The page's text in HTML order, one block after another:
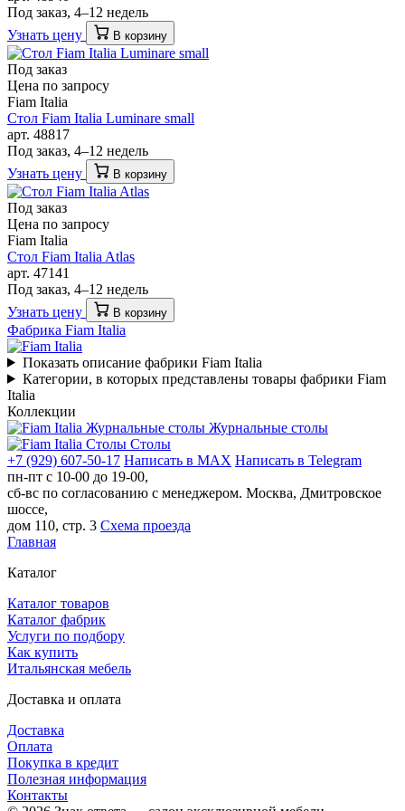
Под заказ, 4–12 недель
Узнать цену
В корзину
Под заказ
Цена по запросу
Fiam Italia
Стол Fiam Italia Luminare small
арт. 48817
Под заказ, 4–12 недель
Узнать цену
В корзину
Под заказ
Цена по запросу
Fiam Italia
Стол Fiam Italia Atlas
арт. 47141
Под заказ, 4–12 недель
Узнать цену
В корзину
Фабрика Fiam Italia
Показать описание фабрики Fiam Italia
Категории, в которых представлены товары фабрики Fiam
Italia
Коллекции
Журнальные столы
Столы
+7 (929) 607-50-17 Написать в MAX Написать в Telegram
пн-пт с 10-00 до 19-00,
сб-вс по согласованию с менеджером. Москва, Дмитровское
шоссе,
дом 110, стр. 3 Схема проезда
Главная
Каталог
Каталог товаров
Каталог фабрик
Услуги по подбору
Как купить
Итальянская мебель
Доставка и оплата
Доставка
Оплата
Покупка в кредит
Полезная информация
Контакты